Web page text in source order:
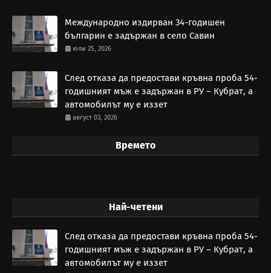
Международно издирван 34-годишен
българин е задържан в село Савин
юли 25, 2026
След отказа да предостави кръвна проба 54-
годишният мъж е задържан в РУ – Кубрат, а
автомобилът му е иззет
август 03, 2026
Времето
Най-четени
След отказа да предостави кръвна проба 54-
годишният мъж е задържан в РУ – Кубрат, а
автомобилът му е иззет